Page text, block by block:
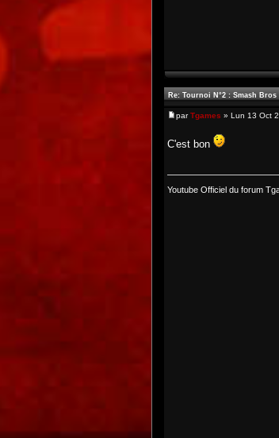
Re: Tournoi N°2 : Smash
parTgames » Lun 13 Oct
C'est bon
Youtube Officiel du forum